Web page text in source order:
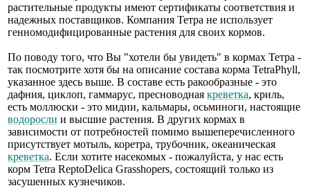
растительные продукты имеют сертификаты соответствия и
надежных поставщиков. Компания Тетра не использует
генномодифицированные растения для своих кормов.
По поводу того, что Вы "хотели бы увидеть" в кормах Тетра -
так посмотрите хотя бы на описание состава корма TetraPhyll,
указанное здесь выше. В составе есть ракообразные - это
дафния, циклоп, гаммарус, пресноводная креветка, криль,
есть моллюски - это мидии, кальмары, осьминоги, настоящие
водоросли и высшие растения. В других кормах в
зависимости от потребностей помимо вышеперечисленного
присутствует мотыль, коретра, трубочник, океаническая
креветка. Если хотите насекомых - пожалуйста, у нас есть
корм Tetra ReptoDelica Grasshopers, состоящий только из
засушенных кузнечиков.